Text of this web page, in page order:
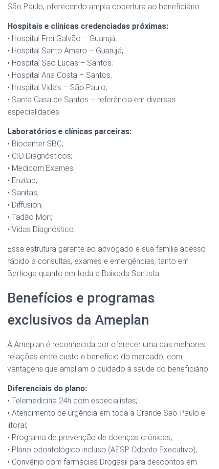
São Paulo, oferecendo ampla cobertura ao beneficiário.
Hospitais e clínicas credenciadas próximas:
• Hospital Frei Galvão – Guarujá;
• Hospital Santo Amaro – Guarujá;
• Hospital São Lucas – Santos;
• Hospital Ana Costa – Santos;
• Hospital Vida’s – São Paulo;
• Santa Casa de Santos – referência em diversas
especialidades.
Laboratórios e clínicas parceiras:
• Biocenter SBC;
• CID Diagnósticos;
• Medicom Exames;
• Enzilab;
• Sanitas;
• Diffusion;
• Tadão Mori;
• Vidas Diagnóstico.
Essa estrutura garante ao advogado e sua família acesso
rápido a consultas, exames e emergências, tanto em
Bertioga quanto em toda a Baixada Santista.
Benefícios e programas
exclusivos da Ameplan
A Ameplan é reconhecida por oferecer uma das melhores
relações entre custo e benefício do mercado, com
vantagens que ampliam o cuidado à saúde do beneficiário.
Diferenciais do plano:
• Telemedicina 24h com especialistas;
• Atendimento de urgência em toda a Grande São Paulo e
litoral;
• Programa de prevenção de doenças crônicas;
• Plano odontológico incluso (AESP Odonto Executivo);
• Convênio com farmácias Drogasil para descontos em